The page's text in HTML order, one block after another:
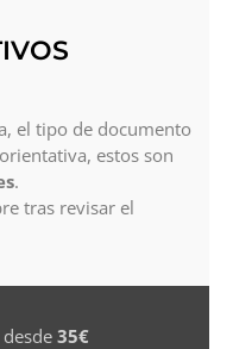
el tipo de documento
estos son
.
tras revisar el
35€